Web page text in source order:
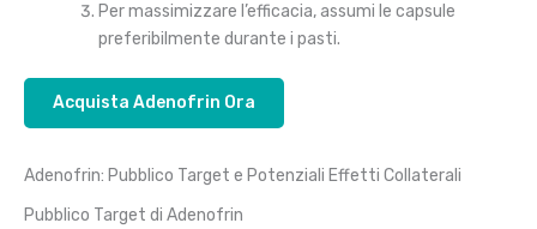
Per massimizzare l’efficacia, assumi le capsule
preferibilmente durante i pasti.
Acquista Adenofrin Ora
Adenofrin: Pubblico Target e Potenziali Effetti Collaterali
Pubblico Target di Adenofrin